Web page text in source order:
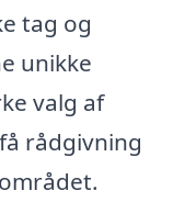
tag og
unikke
valg af
rådgivning